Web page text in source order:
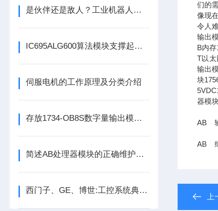
是伙伴还是敌人？工业机器人的未来之路
IC695ALG600算法模块支撑起复杂工业场景下的过程控制
伺服电机的工作原理及分类介绍
存放1734-OB8S数字量输出模块时所需要考虑的方面分享
简述AB处理器模块的正确维护保养方法
西门子、GE、博世:工控系统典型架构、工控安全与未来
们的
像现
令人
输出
B内
T以太
输出
块
器模
AB
AB